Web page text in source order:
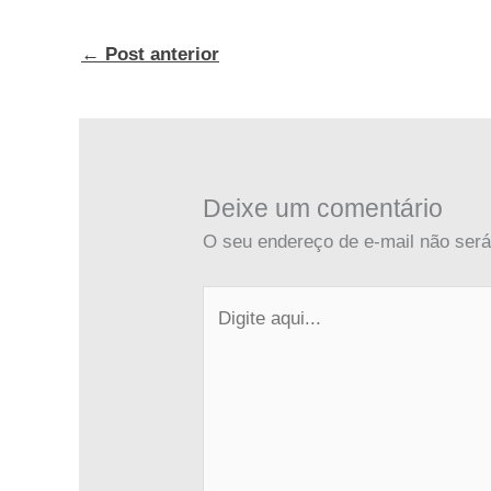
← Post anterior
Deixe um comentário
O seu endereço de e-mail não
aqui...